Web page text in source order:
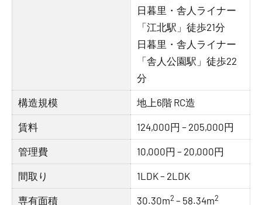
日暮里・舎人ライナー
「江北駅」徒歩21分
日暮里・舎人ライナー
「舎人公園駅」徒歩22
分
構造規模 地上6階 RC造
賃料 124,000円 – 205,000円
管理費 10,000円 – 20,000円
間取り 1LDK – 2LDK
専有面積 30.30m2 – 58.34m2